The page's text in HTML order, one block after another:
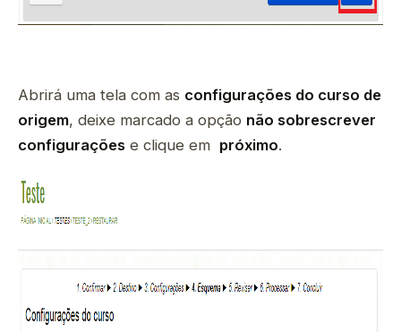
Abrirá uma tela com as configurações do curso de
origem, deixe marcado a opção não sobrescrever
configurações e clique em próximo.